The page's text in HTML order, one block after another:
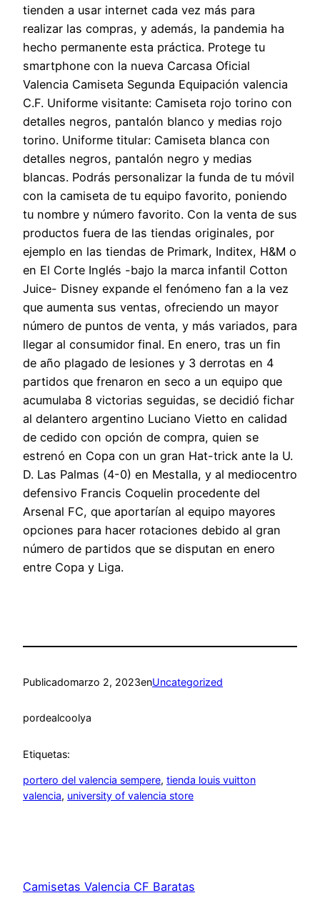
tienden a usar internet cada vez más para
realizar las compras, y además, la pandemia ha
hecho permanente esta práctica. Protege tu
smartphone con la nueva Carcasa Oficial
Valencia Camiseta Segunda Equipación valencia
C.F. Uniforme visitante: Camiseta rojo torino con
detalles negros, pantalón blanco y medias rojo
torino. Uniforme titular: Camiseta blanca con
detalles negros, pantalón negro y medias
blancas. Podrás personalizar la funda de tu móvil
con la camiseta de tu equipo favorito, poniendo
tu nombre y número favorito. Con la venta de sus
productos fuera de las tiendas originales, por
ejemplo en las tiendas de Primark, Inditex, H&M o
en El Corte Inglés -bajo la marca infantil Cotton
Juice- Disney expande el fenómeno fan a la vez
que aumenta sus ventas, ofreciendo un mayor
número de puntos de venta, y más variados, para
llegar al consumidor final. En enero, tras un fin
de año plagado de lesiones y 3 derrotas en 4
partidos que frenaron en seco a un equipo que
acumulaba 8 victorias seguidas, se decidió fichar
al delantero argentino Luciano Vietto en calidad
de cedido con opción de compra, quien se
estrenó en Copa con un gran Hat-trick ante la U.
D. Las Palmas (4-0) en Mestalla, y al mediocentro
defensivo Francis Coquelin procedente del
Arsenal FC, que aportarían al equipo mayores
opciones para hacer rotaciones debido al gran
número de partidos que se disputan en enero
entre Copa y Liga.
Publicadomarzo 2, 2023enUncategorized
pordealcoolya
Etiquetas:
portero del valencia sempere, tienda louis vuitton
valencia, university of valencia store
Camisetas Valencia CF Baratas